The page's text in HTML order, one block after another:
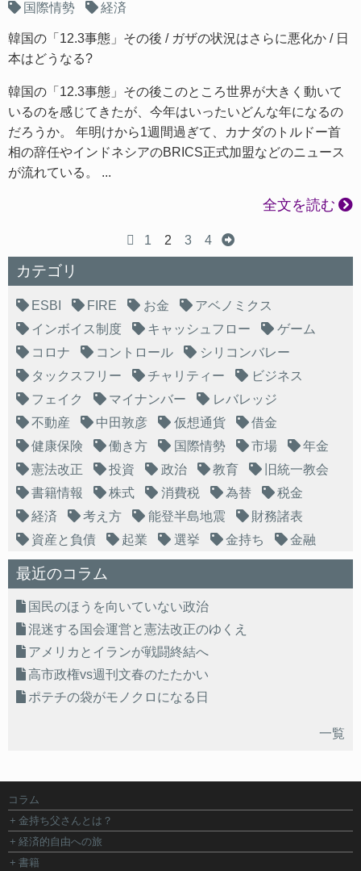
国際情勢
経済
韓国の「12.3事態」その後 ガザの状況はさらに悪化か
日
本はどうなる?
韓国の「12.3事態」その後このところ世界が大きく動いて
いるのを感じてきたが、今年はいったいどんな年になるの
だろうか。 年明けから1週間過ぎて、カナダのトルドー首
相の辞任やインドネシアのBRICS正式加盟などのニュース
が流れている。 ...
全文を読む
1 2 3 4
カテゴリ
ESBI FIRE お金
アベノミクス
インボイス制度
キャッシュフロー
ゲーム
コロナ
コントロール
シリコンバレー
タックスフリー
チャリティー
ビジネス
フェイク
マイナンバー
レバレッジ
不動産
中田敦彦 仮想通貨
借金
健康保険
働き方 国際情勢 市場
年金
憲法改正
投資 政治 教育
旧統一教会
書籍情報
株式 消費税 為替
税金
経済
考え方 能登半島地震
財務諸表
資産と負債
起業 選挙 金持ち 金融
最近のコラム
国民のほうを向いていない政治
混迷する国会運営と憲法改正のゆくえ
アメリカとイランが戦闘終結へ
高市政権vs週刊文春のたたかい
ポテチの袋がモノクロになる日
一覧
コラム
金持ち父さんとは？
経済的自由への旅
書籍